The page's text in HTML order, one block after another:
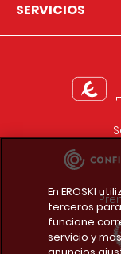
SERVICIOS
En EROSKI
terceros
funcione
servicio y